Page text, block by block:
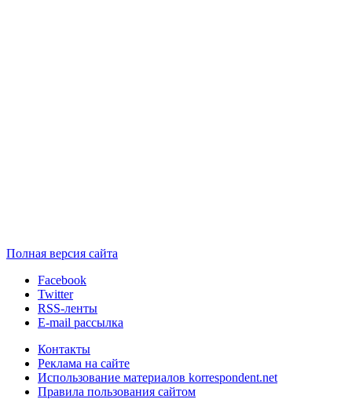
Полная версия сайта
Facebook
Twitter
RSS-ленты
E-mail рассылка
Контакты
Реклама на сайте
Использование материалов korrespondent.net
Правила пользования сайтом